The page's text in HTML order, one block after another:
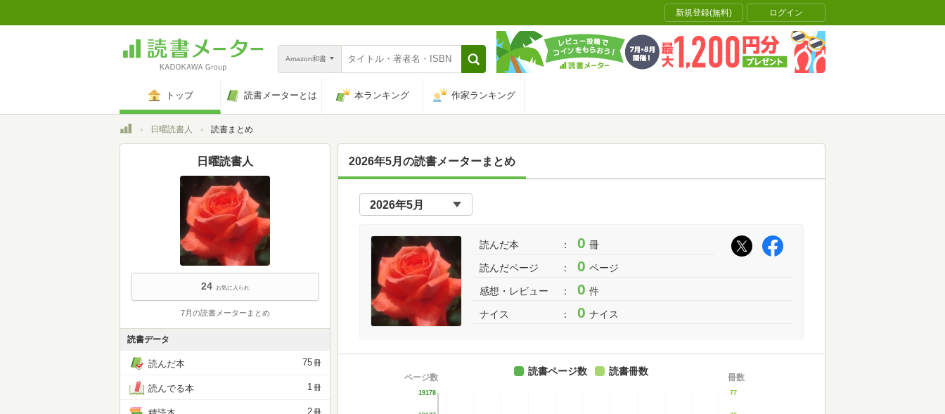
新規登録(無料) ログイン
Amazon和書
トップ 読書メーターとは 本ランキング 作家ランキング
トップ日曜読書人 読書まとめ
2026年5月の読書メーターまとめ
読んだ本 0 冊
読んだページ 0 ページ
感想・レビュー 0 件
ナイス 0 ナイス
19178
ページ数
77
冊数
読書ページ数 読書冊数
日曜読書人
24 お気に入られ
7月の読書メーターまとめ
読書データ
読んだ本 75冊
読んでる本 1冊
2冊